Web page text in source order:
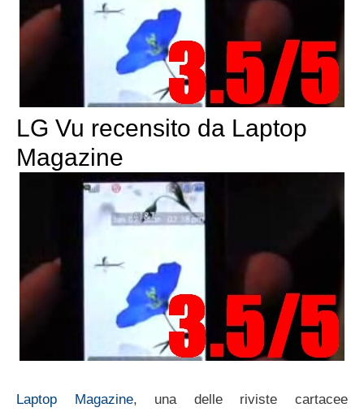
LG Vu recensito da Laptop
Magazine
Laptop Magazine, una delle riviste cartacee